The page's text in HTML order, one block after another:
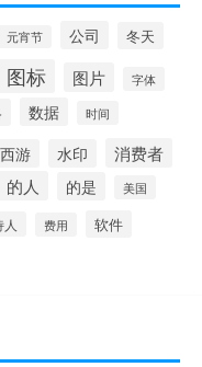
元宵节 公司 冬天
图标 图片 字体
数据 时间
游 水印 消费者
的人 的是 美国
费用 软件